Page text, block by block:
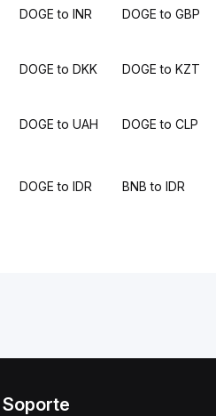
DOGE to INR DOGE to GBP
DOGE to DKK DOGE to KZT
DOGE to UAH DOGE to CLP
DOGE to IDR BNB to IDR
Soporte